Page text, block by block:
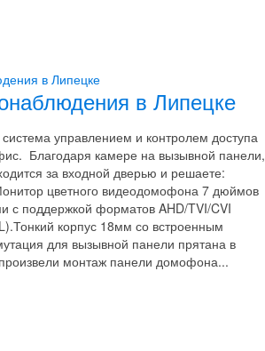
в Липецке
управлением и контролем доступа
Благодаря камере на вызывной панели,
за входной дверью и решаете:
цветного видеодомофона 7 дюймов
с поддержкой форматов AHD/TVI/CVI
корпус 18мм со встроенным
для вызывной панели прятана в
монтаж панели домофона...